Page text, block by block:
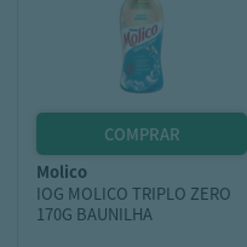
molico
IOG MOLICO TRIPLO ZERO
170G BAUNILHA